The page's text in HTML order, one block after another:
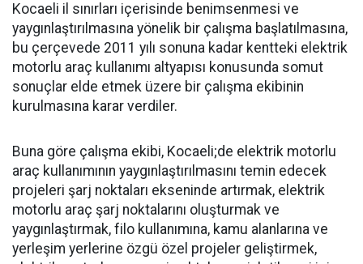
Kocaeli il sınırları içerisinde benimsenmesi ve
yaygınlaştırılmasına yönelik bir çalışma başlatılmasına,
bu çerçevede 2011 yılı sonuna kadar kentteki elektrik
motorlu araç kullanımı altyapısı konusunda somut
sonuçlar elde etmek üzere bir çalışma ekibinin
kurulmasına karar verdiler.
Buna göre çalışma ekibi, Kocaeli;de elektrik motorlu
araç kullanımının yaygınlaştırılmasını temin edecek
projeleri şarj noktaları ekseninde artırmak, elektrik
motorlu araç şarj noktalarını oluşturmak ve
yaygınlaştırmak, filo kullanımına, kamu alanlarına ve
yerleşim yerlerine özgü özel projeler geliştirmek,